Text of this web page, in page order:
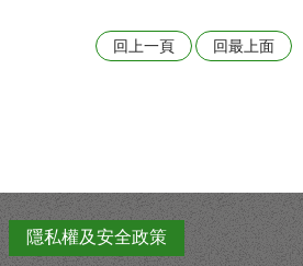
回上一頁 回最上面
隱私權及安全政策